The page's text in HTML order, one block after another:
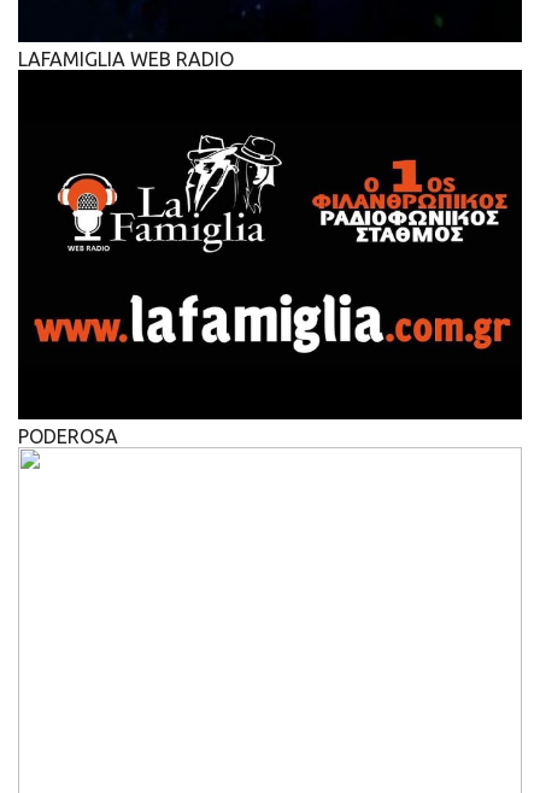
LAFAMIGLIA WEB RADIO
PODEROSA